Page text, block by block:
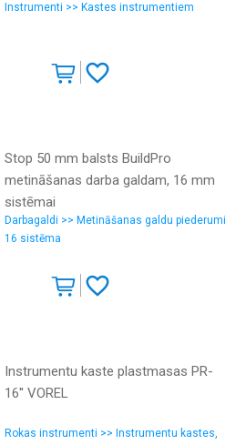
Instrumenti >> Kastes instrumentiem
Stop 50 mm balsts BuildPro
metināšanas darba galdam, 16 mm
sistēmai
Darbagaldi >> Metināšanas galdu piederumi
16 sistēma
Instrumentu kaste plastmasas PR-
16'' VOREL
Rokas instrumenti >> Instrumentu kastes,